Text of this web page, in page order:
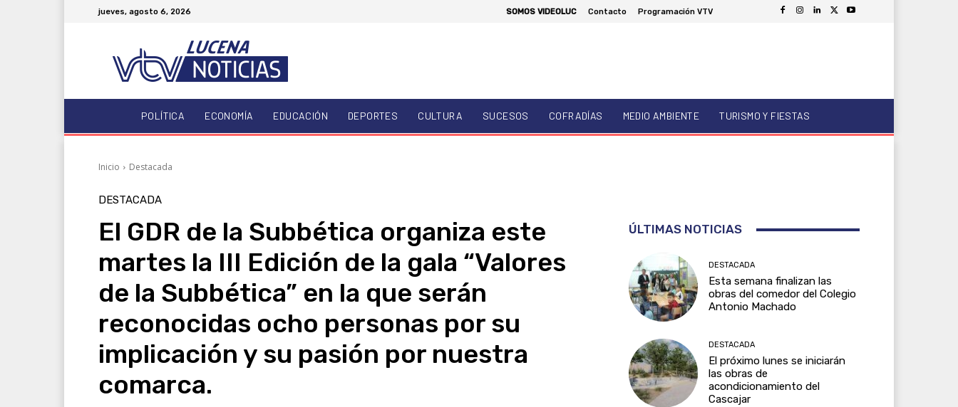
jueves, agosto 6, 2026 SOMOS VIDEOLUC Contacto Programación VTV
POLÍTICA ECONOMÍA EDUCACIÓN DEPORTES CULTURA SUCESOS COFRADÍAS MEDIO AMBIENTE TURISMO Y FIESTAS
Inicio Destacada
DESTACADA
El GDR de la Subbética organiza este
martes la III Edición de la gala “Valores
de la Subbética” en la que serán
reconocidas ocho personas por su
implicación y su pasión por nuestra
comarca.
ÚLTIMAS NOTICIAS
DESTACADA
Esta semana finalizan las
obras del comedor del Colegio
Antonio Machado
DESTACADA
El próximo lunes se iniciarán
las obras de
acondicionamiento del
Cascajar